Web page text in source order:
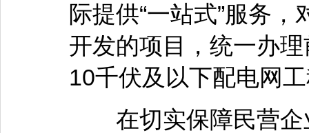
际提供“一站式”服务
开发的项目，统一办
10千伏及以下配电网
在切实保障民营企